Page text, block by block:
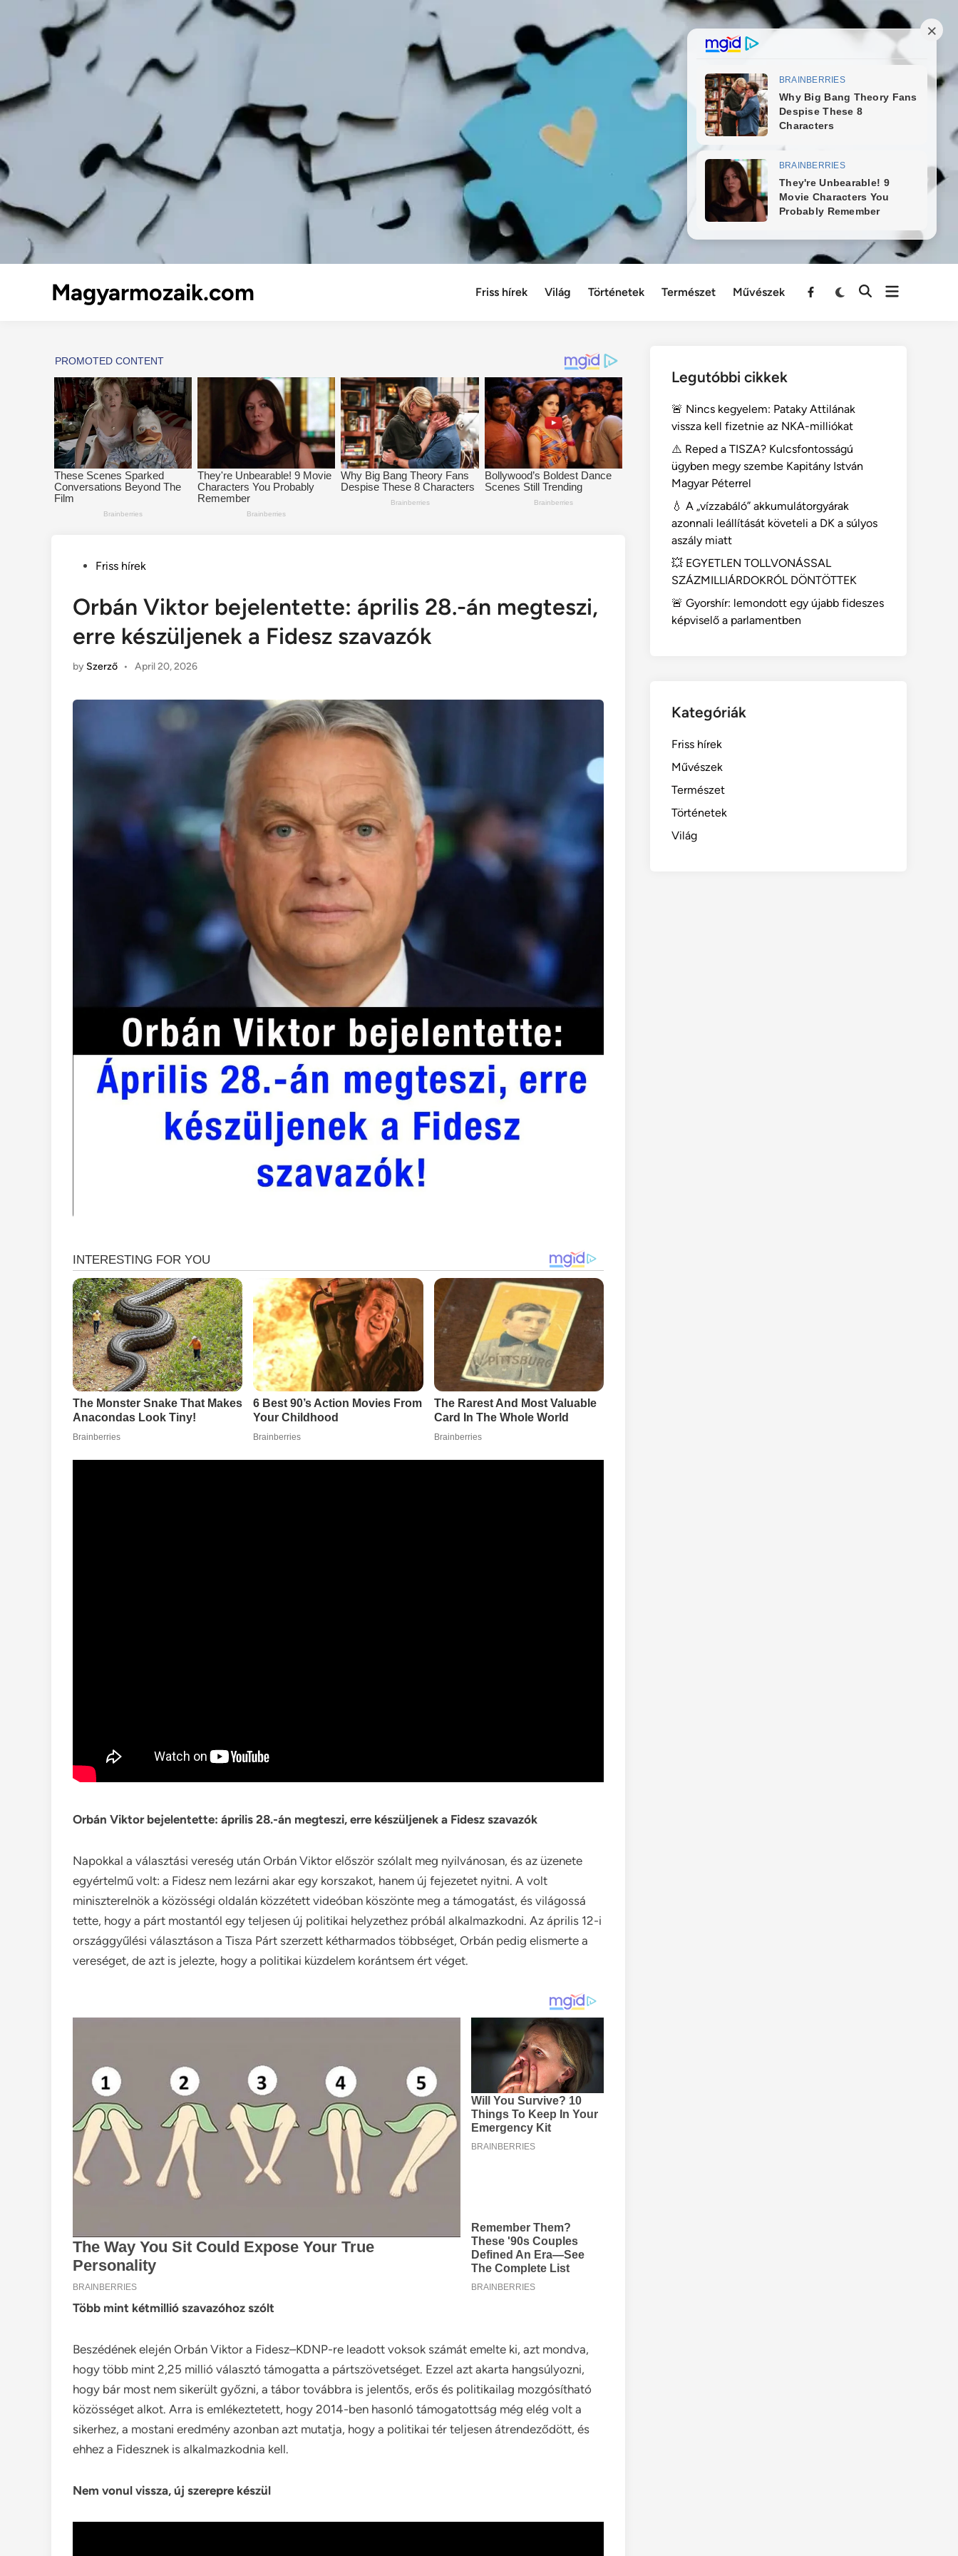
Magyarmozaik.com Friss hírek Világ Történetek Természet Művészek
Menu
PostedFriss hírek
Orbán Viktor bejelentette: április 28.-án megteszi,
erre készüljenek a Fidesz szavazók
by Szerző • April 20, 2026
Orbán Viktor bejelentette: április 28.-án megteszi, erre készüljenek a Fidesz szavazók
Napokkal a választási vereség után Orbán Viktor először szólalt meg nyilvánosan, és az üzenete
egyértelmű volt: a Fidesz nem lezárni akar egy korszakot, hanem új fejezetet nyitni. A volt
miniszterelnök a közösségi oldalán közzétett videóban köszönte meg a támogatást, és világossá
tette, hogy a párt mostantól egy teljesen új politikai helyzethez próbál alkalmazkodni. Az április 12-i
országgyűlési választáson a Tisza Párt szerzett kétharmados többséget, Orbán pedig elismerte a
vereséget, de azt is jelezte, hogy a politikai küzdelem korántsem ért véget.
Több mint kétmillió szavazóhoz szólt
Beszédének elején Orbán Viktor a Fidesz–KDNP-re leadott voksok számát emelte ki, azt mondva,
hogy több mint 2,25 millió választó támogatta a pártszövetséget. Ezzel azt akarta hangsúlyozni,
hogy bár most nem sikerült győzni, a tábor továbbra is jelentős, erős és politikailag mozgósítható
közösséget alkot. Arra is emlékeztetett, hogy 2014-ben hasonló támogatottság még elég volt a
sikerhez, a mostani eredmény azonban azt mutatja, hogy a politikai tér teljesen átrendeződött, és
ehhez a Fidesznek is alkalmazkodnia kell.
Nem vonul vissza, új szerepre készül
Legutóbbi cikkek
🚨 Nincs kegyelem: Pataky Attilának
vissza kell fizetnie az NKA-milliókat
⚠️ Reped a TISZA? Kulcsfontosságú
ügyben megy szembe Kapitány István
Magyar Péterrel
💧 A „vízzabáló” akkumulátorgyárak
azonnali leállítását követeli a DK a súlyos
aszály miatt
💥 EGYETLEN TOLLVONÁSSAL
SZÁZMILLIÁRDOKRÓL DÖNTÖTTEK
🚨 Gyorshír: lemondott egy újabb fideszes
képviselő a parlamentben
Kategóriák
Friss hírek
Művészek
Természet
Történetek
Világ